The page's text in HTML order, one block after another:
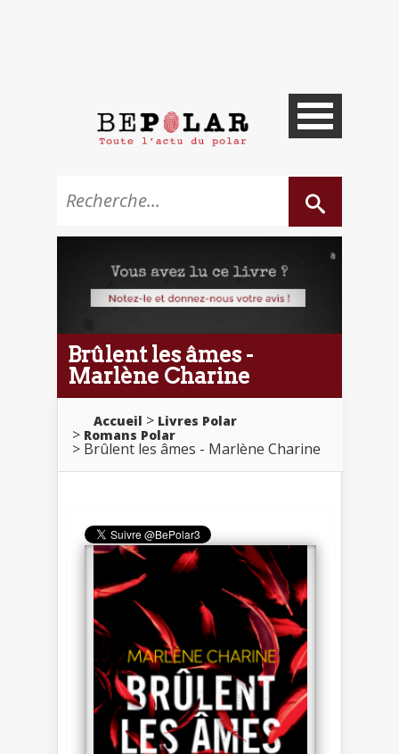
Brûlent les âmes -
Marlène Charine
Accueil
Livres Polar
Romans Polar
Brûlent les âmes - Marlène Charine